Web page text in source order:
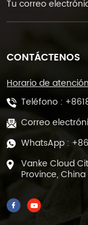
CONTÁCTENOS
Horario de
Teléfono :
Correo
WhatsApp :
Vanke Cloud
Province, China